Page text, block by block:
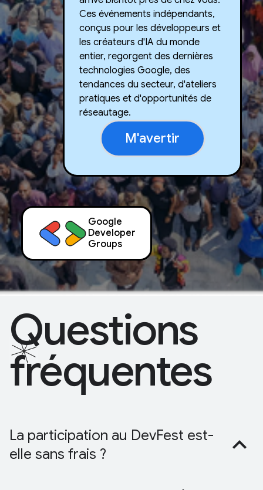
Ces événements indépendants,
conçus pour les développeurs et
les créateurs d'IA du monde
entier, regorgent des dernières
technologies Google, des
tendances du secteur, d'ateliers
pratiques et d'opportunités de
réseautage.
M'avertir
Google
Developer
Groups
Questions
fréquentes
La participation au DevFest est-
elle sans frais ?